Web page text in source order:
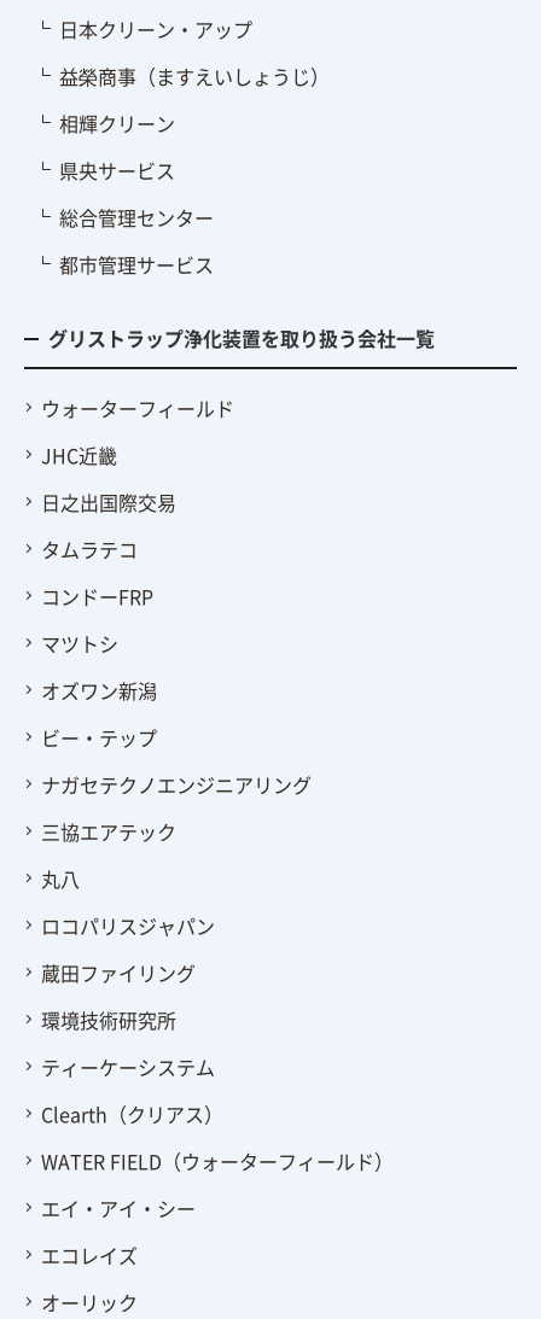
日本クリーン・アップ
益榮商事（ますえいしょうじ）
相輝クリーン
県央サービス
総合管理センター
都市管理サービス
グリストラップ浄化装置を取り扱う会社一覧
ウォーターフィールド
JHC近畿
日之出国際交易
タムラテコ
コンドーFRP
マツトシ
オズワン新潟
ビー・テップ
ナガセテクノエンジニアリング
三協エアテック
丸八
ロコパリスジャパン
蔵田ファイリング
環境技術研究所
ティーケーシステム
Clearth（クリアス）
WATER FIELD（ウォーターフィールド）
エイ・アイ・シー
エコレイズ
オーリック